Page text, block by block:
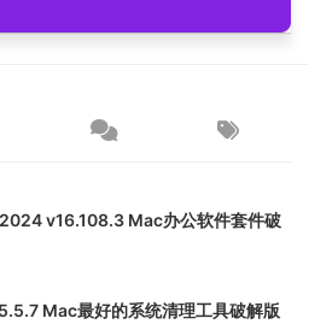
v16.108.3 Mac办公软件套件破
Mac最好的系统清理工具破解版